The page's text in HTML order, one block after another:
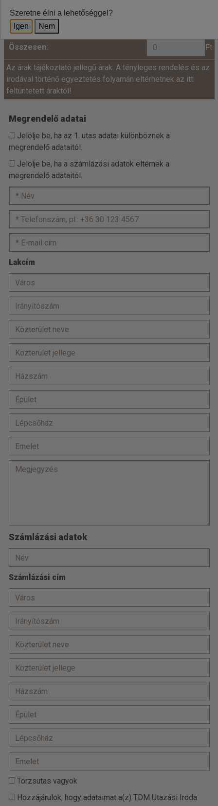
+Felnőtt:
Összesen: Ft
Az árak tájékoztató jellegű árak. A tényleges rendelés és az
irodával történő egyeztetés folyamán eltérhetnek az itt
feltüntetett áraktól!
Megrendelő adatai
Jelölje be, ha az 1. utas adatai különböznek a
megrendelő adataitól.
Jelölje be, ha a számlázási adatok eltérnek a
megrendelő adataitól.
Lakcím
Számlázási adatok
Számlázási cím
Törzsutas vagyok
Hozzájárulok, hogy adataimat a(z) TDM Utazási Iroda
Szeretne élni a lehetőséggel?
Igen
Nem